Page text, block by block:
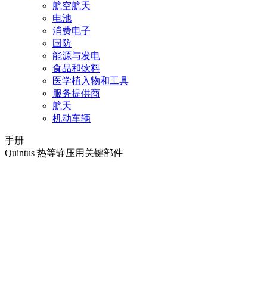
航空航天
电池
消费电子
国防
能源与发电
食品和饮料
医学植入物和工具
服务提供商
航天
机动车辆
手册
Quintus 热等静压用关键部件